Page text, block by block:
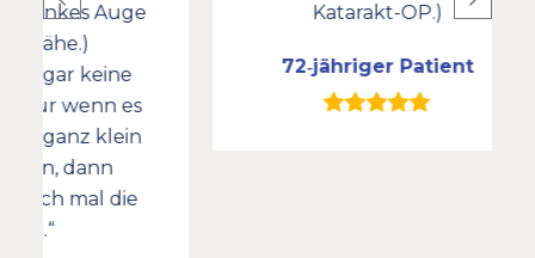
es
Katarakt-OP.)
72‑jähriger Patient